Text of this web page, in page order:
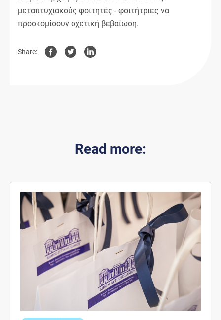
μεταπτυχιακούς φοιτητές - φοιτήτριες να
προσκομίσουν σχετική βεβαίωση.
Share:
Read more: